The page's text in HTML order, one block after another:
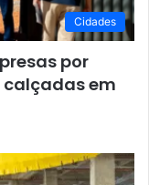
Cidades
por
calçadas em